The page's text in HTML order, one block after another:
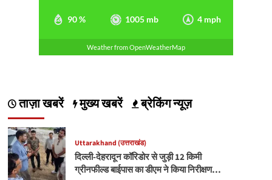
90 % 1005 mb 4 mph
Weather from OpenWeatherMap
ताज़ा खबरें मुख्य खबरें ब्रेकिंग न्यूज़
Uttarakhand (उत्तराखंड)
दिल्ली-देहरादून कॉरिडोर से जुड़ी 12 किमी
ग्रीनफील्ड बाईपास का डीएम ने किया निरीक्षण…